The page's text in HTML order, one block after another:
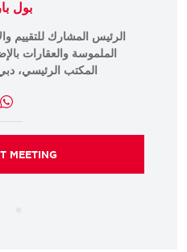
بول
الرئيس المشارك للتقييم
الملموسة والعقارات
المكتب الرئيسي،
MEETING